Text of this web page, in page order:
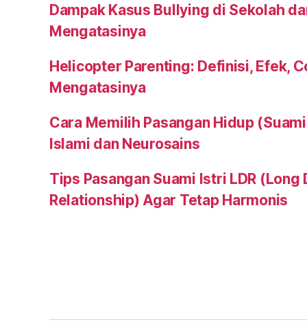
Dampak Kasus Bullying di Sekolah
Mengatasinya
Helicopter Parenting: Definisi, Efek,
Mengatasinya
Cara Memilih Pasangan Hidup
Islami dan Neurosains
Tips Pasangan Suami Istri LDR (Long
Relationship) Agar Tetap Harmonis